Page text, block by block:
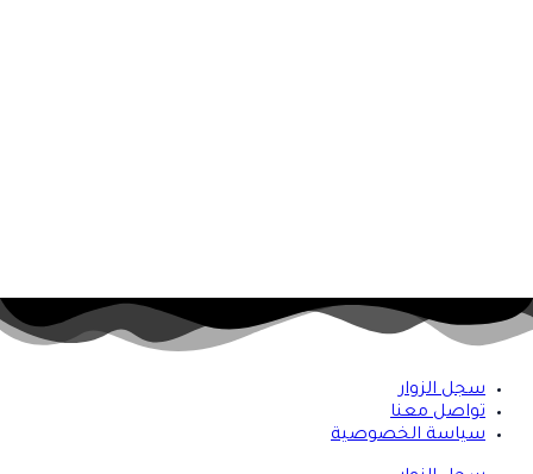
سجل الزوار
تواصل معنا
سياسة الخصوصية